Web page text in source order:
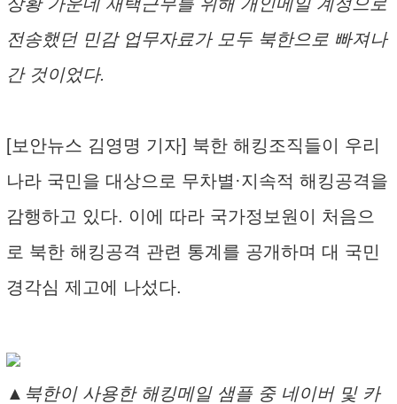
전송했던 민감 업무자료가 모두 북한으로 빠져나
간 것이었다.
[보안뉴스 김영명 기자] 북한 해킹조직들이 우리
나라 국민을 대상으로 무차별·지속적 해킹공격을
감행하고 있다. 이에 따라 국가정보원이 처음으
로 북한 해킹공격 관련 통계를 공개하며 대 국민
경각심 제고에 나섰다.
▲북한이 사용한 해킹메일 샘플 중 네이버 및 카